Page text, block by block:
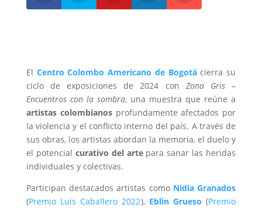
El Centro Colombo Americano de Bogotácierra su
ciclo de exposiciones de 2024 con Zona Gris –
Encuentros con la sombra, una muestra que reúne a
artistas colombianosprofundamente afectados por
la violencia y el conflicto interno del país. A través de
sus obras, los artistas abordan la memoria, el duelo y
el potencial curativo del artepara sanar las heridas
individuales y colectivas.
Participan destacados artistas como Nidia Granados
(Premio Luis Caballero 2022), Eblin Grueso (Premio